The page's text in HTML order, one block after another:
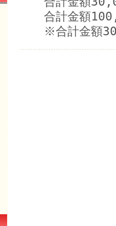
合計金額
※合計金額